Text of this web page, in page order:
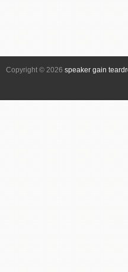
Copyright © 2026 speaker gain